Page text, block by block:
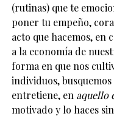
(rutinas) que te
poner tu empeño,
acto que hacemos, en
a la economía de
forma en que nos
individuos,
entretiene, en aquello
motivado y lo haces